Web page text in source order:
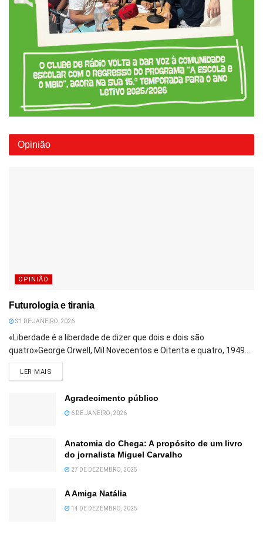
Opinião
OPINIÃO
Futurologia e tirania
31 DE JANEIRO, 2026
«Liberdade é a liberdade de dizer que dois e dois são
quatro»George Orwell, Mil Novecentos e Oitenta e quatro, 1949...
LER MAIS
Agradecimento público
6 DE JANEIRO, 2026
Anatomia do Chega: A propósito de um livro
do jornalista Miguel Carvalho
27 DE DEZEMBRO, 2025
A Amiga Natália
14 DE DEZEMBRO, 2025